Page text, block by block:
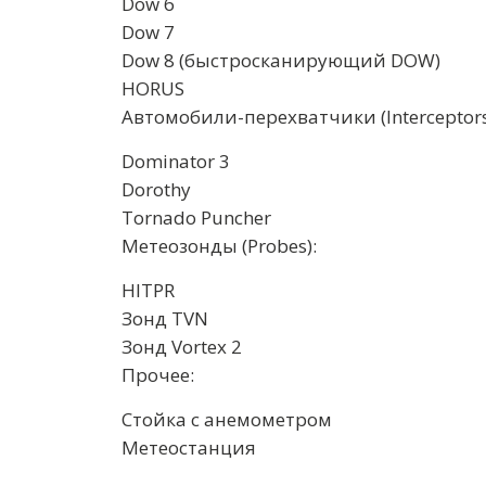
Dow 7
Dow 8 (быстросканирующий DOW)
HORUS
Автомобили-перехватчики
Dominator 3
Dorothy
Tornado Puncher
Метеозонды (Probes):
HITPR
Зонд TVN
Зонд Vortex 2
Прочее:
Стойка с анемометром
Метеостанция